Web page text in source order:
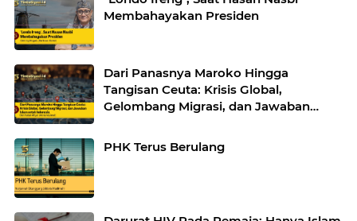
Membahayakan Presiden
Dari Panasnya Maroko Hingga
Tangisan Ceuta: Krisis Global,
Gelombang Migrasi, dan Jawaban
PHK Terus Berulang